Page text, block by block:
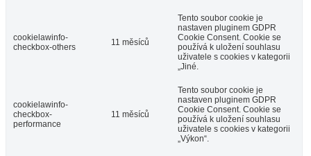
cookielawinfo-
checkbox-others
11 měsíců
Tento soubor cookie je
nastaven pluginem GDPR
Cookie Consent. Cookie se
používá k uložení souhlasu
uživatele s cookies v kategorii
„Jiné.
cookielawinfo-
checkbox-
performance
11 měsíců
Tento soubor cookie je
nastaven pluginem GDPR
Cookie Consent. Cookie se
používá k uložení souhlasu
uživatele s cookies v kategorii
„Výkon“.